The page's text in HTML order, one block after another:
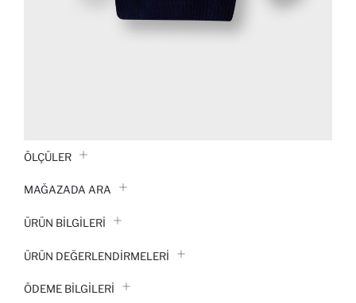
ÖLÇÜLER
MAĞAZADA ARA
ÜRÜN BILGILERI
ÜRÜN DEĞERLENDİRMELERİ
ÖDEME BİLGİLERİ